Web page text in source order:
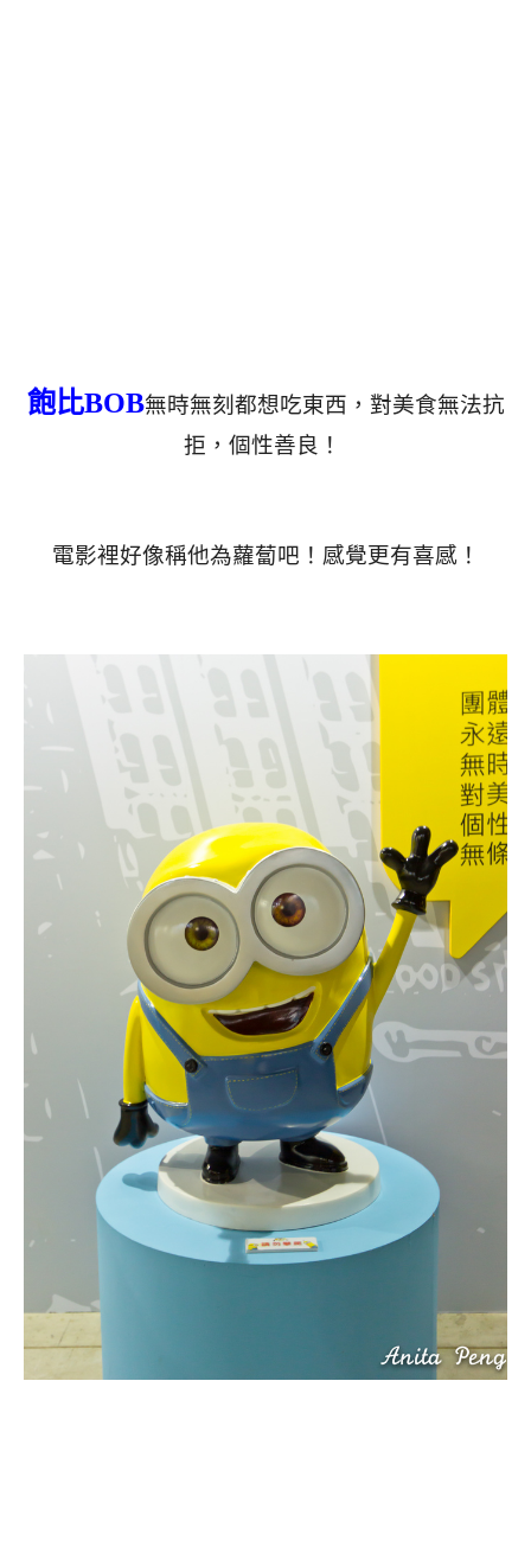
飽比BOB無時無刻都想吃東西，對美食無法抗
拒，個性善良！
電影裡好像稱他為蘿蔔吧！感覺更有喜感！